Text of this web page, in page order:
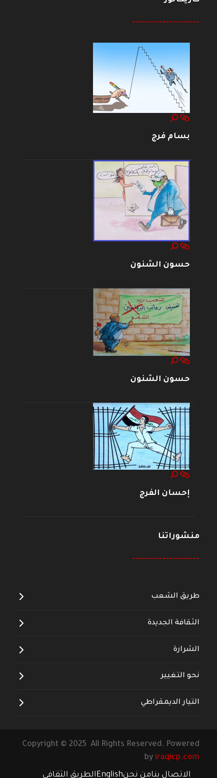
--------------------
بسام فرج
حسون الشنون
حسون الشنون
إحسان الفرج
منشوراتنا
--------------------
طريق الشعب
الثقافة الجديدة
الشرارة
نحو التغيير
التيار الديمقراطي
Copyright © 2025 All Rights Reserved. Powered
by iraqicp.com
الاتصال بنامن نحنEnglishالطريق الثقافي